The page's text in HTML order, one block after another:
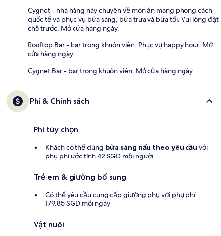
Cygnet - nhà hàng này chuyên về món ăn mang phong cách
quốc tế và phục vụ bữa sáng, bữa trưa và bữa tối. Vui lòng đặt
chỗ trước. Mở cửa hàng ngày.
Rooftop Bar - bar trong khuôn viên. Phục vụ happy hour. Mở
cửa hàng ngày.
Cygnet Bar - bar trong khuôn viên. Mở cửa hàng ngày.
Phí & Chính sách
Phí tùy chọn
Khách có thể dùng bữa sáng nấu theo yêu cầu với
phụ phí ước tính 42 SGD mỗi người
Trẻ em & giường bổ sung
Có thể yêu cầu cung cấp giường phụ với phụ phí
179.85 SGD mỗi ngày
Vật nuôi